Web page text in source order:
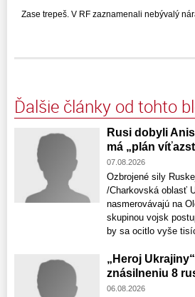
Zase trepeš. V RF zaznamenali nebývalý
Ďalšie články od tohto
Rusi dobyli
má „plán
07.08.2026
Ozbrojené sily
/Charkovská oblasť
nasmerovávajú na
skupinou vojsk
by sa ocitlo vyše
„Heroj
znásilneniu 8
06.08.2026